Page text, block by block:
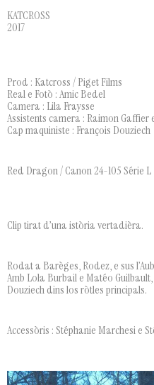
KATCROSS
2017
Prod : Katcross / Piget Films
Real e Fotò : Amic Bedel
Camera : Lila Fraysse
Assistents camera : Raimon Gaffier
Cap maquiniste : François Douziech
Red Dragon / Canon 24-105 Série L
Clip tirat d’una istòria vertadièra.
Rodat a Barèges, Rodez, e sus
Amb Lola Burbail e Matéo
Douziech dins los ròtles principals.
Accessòris : Stéphanie Marchesi e